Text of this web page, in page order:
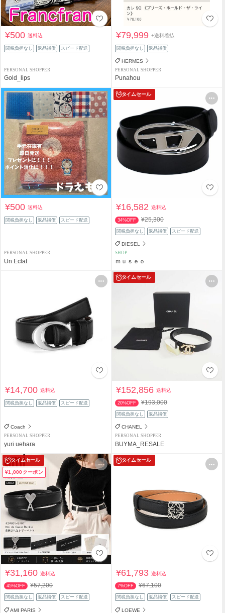
¥500送料込
関税負担なし 返品補償 スピード配送
PERSONAL SHOPPER
Gold_lips
¥79,999+送料着払
関税負担なし 返品補償
HERMES
PERSONAL SHOPPER
Punahou
¥500送料込
関税負担なし 返品補償 スピード配送
PERSONAL SHOPPER
Un Eclat
タイムセール
¥16,582送料込
34%OFF ¥25,300
関税負担なし 返品補償 スピード配送
DIESEL
SHOP
ｍｕｓｅｏ
¥14,700送料込
関税負担なし 返品補償 スピード配送
Coach
PERSONAL SHOPPER
yuri uehara
タイムセール
¥152,856送料込
20%OFF ¥193,000
関税負担なし 返品補償
CHANEL
PERSONAL SHOPPER
BUYMA_RESALE
タイムセール
¥1,000クーポン
¥31,160送料込
45%OFF ¥57,200
関税負担なし 返品補償 スピード配送
AMI PARIS
タイムセール
¥61,793送料込
7%OFF ¥67,100
関税負担なし 返品補償 スピード配送
LOEWE